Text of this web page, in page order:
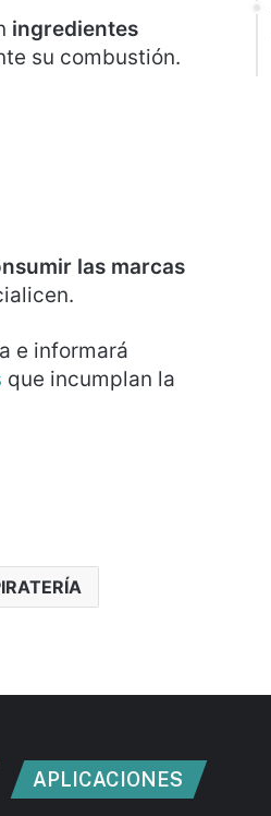
ingredientes
su combustión.
las marcas
e informará
que incumplan la
APLICACIONES